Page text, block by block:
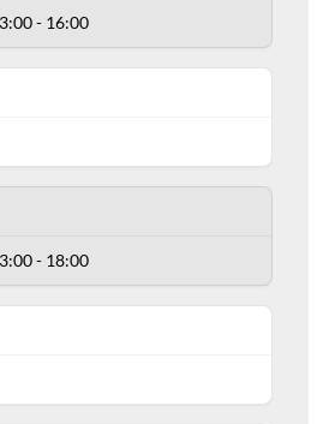
- 16:00
- 18:00